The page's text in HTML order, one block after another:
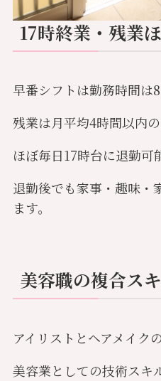
17時終業・残業
早番シフトは勤務時間は
残業は月平均4時間以内の
ほぼ毎日17時台に退勤可
退勤後でも家事・趣味・
ます。
美容職の複合ス
アイリストとヘアメイク
美容業としての技術スキ